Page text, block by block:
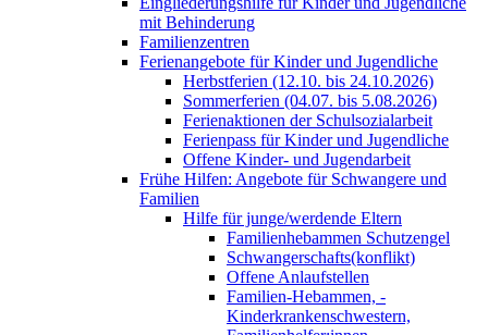
mit Behinderung
Familienzentren
Ferienangebote für Kinder und Jugendliche
Herbstferien (12.10. bis 24.10.2026)
Sommerferien (04.07. bis 5.08.2026)
Ferienaktionen der Schulsozialarbeit
Ferienpass für Kinder und Jugendliche
Offene Kinder- und Jugendarbeit
Frühe Hilfen: Angebote für Schwangere und
Familien
Hilfe für junge/werdende Eltern
Familienhebammen Schutzengel
Schwangerschafts(konflikt)
Offene Anlaufstellen
Familien-Hebammen, -
Kinderkrankenschwestern,